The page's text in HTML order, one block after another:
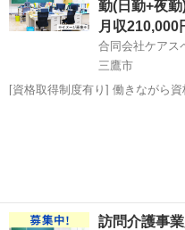
【アクセ...
勤(日勤+夜勤
月収210,000
合同会社ケアス
三鷹市
[資格取得制度有り] 働きながら
訪問介護事